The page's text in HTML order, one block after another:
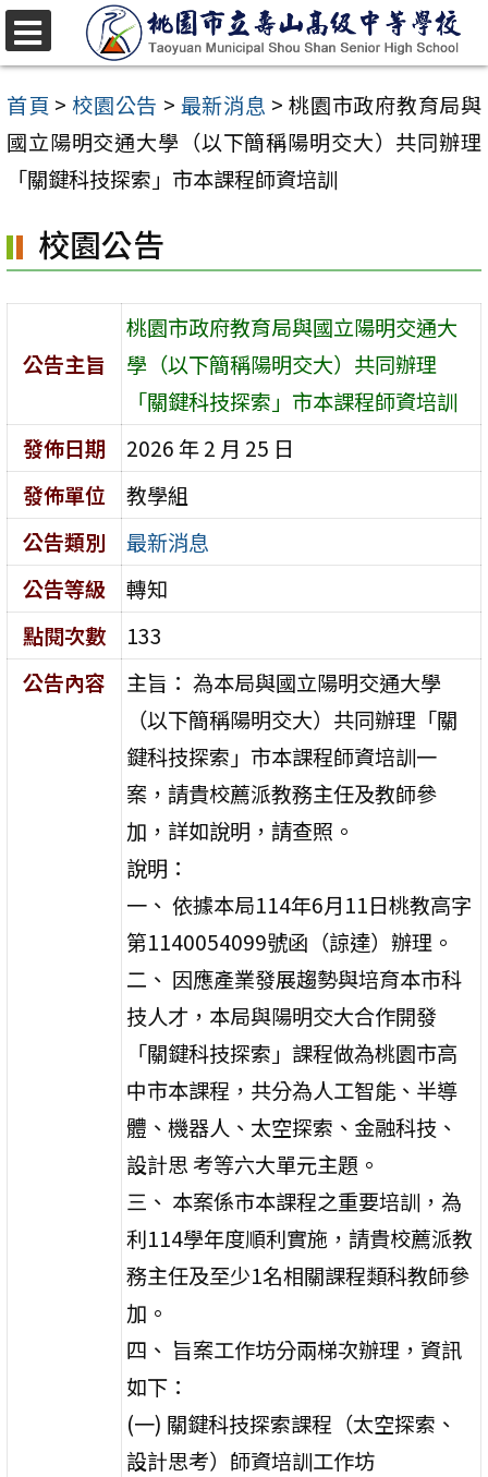
跳
至
主
要
區
首頁 > 校園公告 > 最新消息 > 桃園市政府教育局與
國立陽明交通大學（以下簡稱陽明交大）共同辦理
「關鍵科技探索」市本課程師資培訓
校園公告
公告主旨
桃園市政府教育局與國立陽明交通大
學（以下簡稱陽明交大）共同辦理
「關鍵科技探索」市本課程師資培訓
發佈日期
2026 年 2 月 25 日
發佈單位
教學組
公告類別
最新消息
公告等級
轉知
點閱次數
133
公告內容
主旨： 為本局與國立陽明交通大學
（以下簡稱陽明交大）共同辦理「關
鍵科技探索」市本課程師資培訓一
案，請貴校薦派教務主任及教師參
加，詳如說明，請查照。
說明：
一、 依據本局114年6月11日桃教高字
第1140054099號函（諒達）辦理。
二、 因應產業發展趨勢與培育本市科
技人才，本局與陽明交大合作開發
「關鍵科技探索」課程做為桃園市高
中市本課程，共分為人工智能、半導
體、機器人、太空探索、金融科技、
設計思 考等六大單元主題。
三、 本案係市本課程之重要培訓，為
利114學年度順利實施，請貴校薦派教
務主任及至少1名相關課程類科教師參
加。
四、 旨案工作坊分兩梯次辦理，資訊
如下：
(一) 關鍵科技探索課程（太空探索、
設計思考）師資培訓工作坊
選
單